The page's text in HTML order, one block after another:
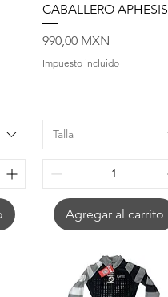
CABALLERO APHESIS
Precio
990,00 MXN
Impuesto incluido
Talla
Agregar al carrito